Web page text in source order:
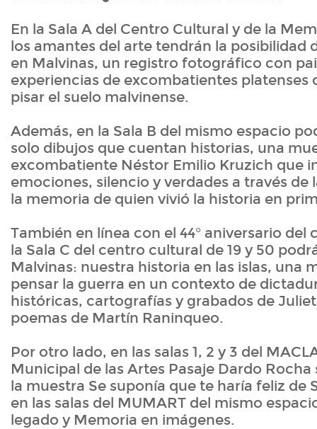
En la Sala A del Centro Cultural y de la
los amantes del arte tendrán la posibilidad
en Malvinas, un registro fotográfico con
experiencias de excombatientes platenses
pisar el suelo malvinense.
Además, en la Sala B del mismo espacio
solo dibujos que cuentan historias, una
excombatiente Néstor Emilio Kruzich que
emociones, silencio y verdades a través de
la memoria de quien vivió la historia en
También en línea con el 44° aniversario
la Sala C del centro cultural de 19 y 50
Malvinas: nuestra historia en las islas, una
pensar la guerra en un contexto de
históricas, cartografías y grabados de
poemas de Martín Raninqueo.
Por otro lado, en las salas 1, 2 y 3 del
Municipal de las Artes Pasaje Dardo
la muestra Se suponía que te haría feliz de
en las salas del MUMART del mismo
legado y Memoria en imágenes.